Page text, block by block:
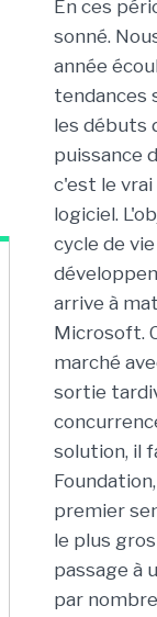
En ces
sonné.
année
tendances
les débuts
puissance
c'est le
logiciel.
cycle de
arrive à
Microsoft.
marché
sortie
solution, il
premier
le plus
passage à
par